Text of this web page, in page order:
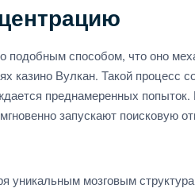
подобным способом, что оно
казино Вулкан. Такой процесс
преднамеренных
запускают поисковую
уникальным мозговым